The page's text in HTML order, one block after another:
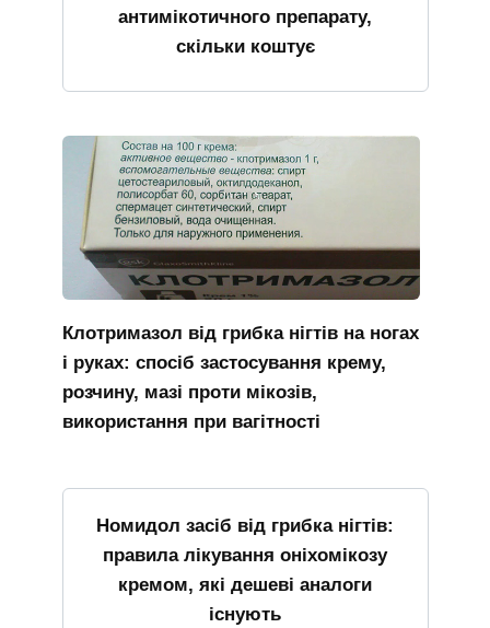
антимікотичного препарату,
скільки коштує
Клотримазол від грибка нігтів на ногах
і руках: спосіб застосування крему,
розчину, мазі проти мікозів,
використання при вагітності
Номидол засіб від грибка нігтів:
правила лікування оніхомікозу
кремом, які дешеві аналоги
існують